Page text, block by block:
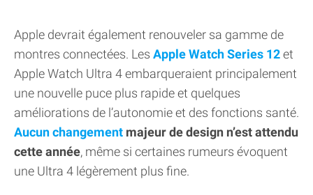
Apple devrait également renouveler sa gamme de
montres connectées. Les Apple Watch Series 12et
Apple Watch Ultra 4 embarqueraient principalement
une nouvelle puce plus rapide et quelques
améliorations de l’autonomie et des fonctions santé.
Aucun changement majeur de design n’est attendu
cette année, même si certaines rumeurs évoquent
une Ultra 4 légèrement plus fine.